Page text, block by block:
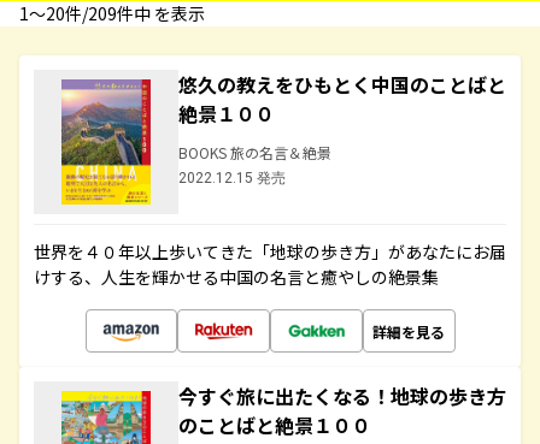
1〜20件/209件中 を表示
悠久の教えをひもとく中国のことばと
絶景１００
BOOKS 旅の名言＆絶景
2022.12.15 発売
世界を４０年以上歩いてきた「地球の歩き方」があなたにお届
けする、人生を輝かせる中国の名言と癒やしの絶景集
詳細を見る
今すぐ旅に出たくなる！地球の歩き方
のことばと絶景１００